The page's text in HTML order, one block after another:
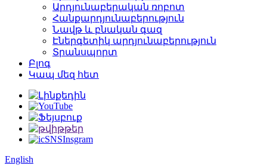
Արդյունաբերական ռոբոտ
Հանքարդյունաբերություն
Նավթ և բնական գազ
Էներգետիկ արդյունաբերություն
Տրանսպորտ
Բլոգ
Կապ մեզ հետ
English